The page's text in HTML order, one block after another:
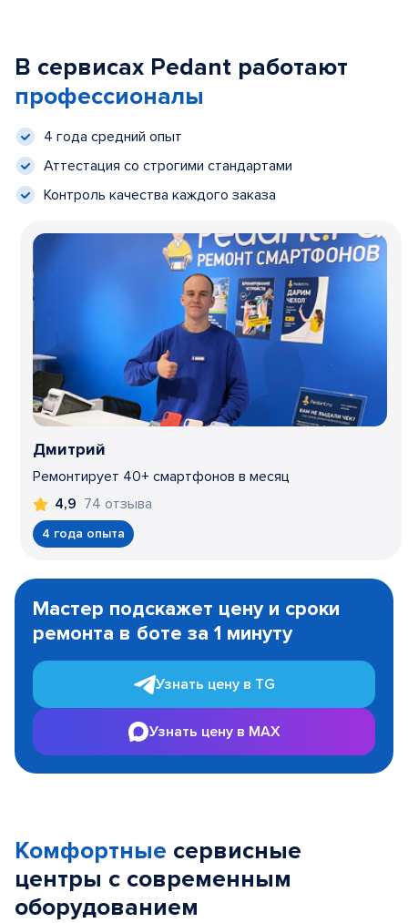
В сервисах Pedant работают
профессионалы
4 года средний опыт
Аттестация со строгими стандартами
Контроль качества каждого заказа
Дмитрий
Ремонтирует 40+ смартфонов в месяц
4,9 74 отзыва
4 года опыта
1
Мастер подскажет цену и сроки
ремонта в боте за 1 минуту
Узнать цену в TG
Узнать цену в MAX
Комфортные сервисные
центры с современным
оборудованием